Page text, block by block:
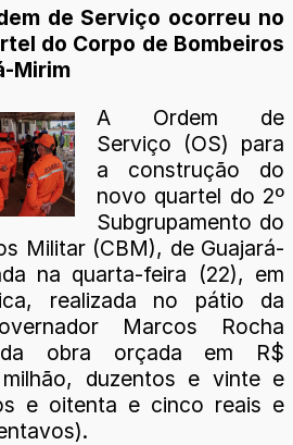
de Serviço ocorreu no
do Corpo de Bombeiros
Mirim
A Ordem de
Serviço (OS) para
a construção do
novo quartel do 2º
Subgrupamento do
Militar (CBM), de Guajará-
na quarta-feira (22), em
realizada no pátio da
Marcos Rocha
obra orçada em R$
duzentos e vinte e
e oitenta e cinco reais e